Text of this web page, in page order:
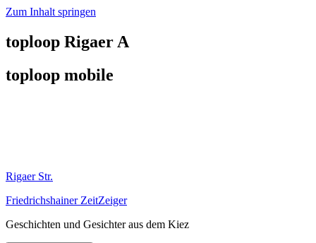
Zum Inhalt springen
toploop Rigaer A
toploop mobile
Rigaer Str.
Friedrichshainer ZeitZeiger
Geschichten und Gesichter aus dem Kiez